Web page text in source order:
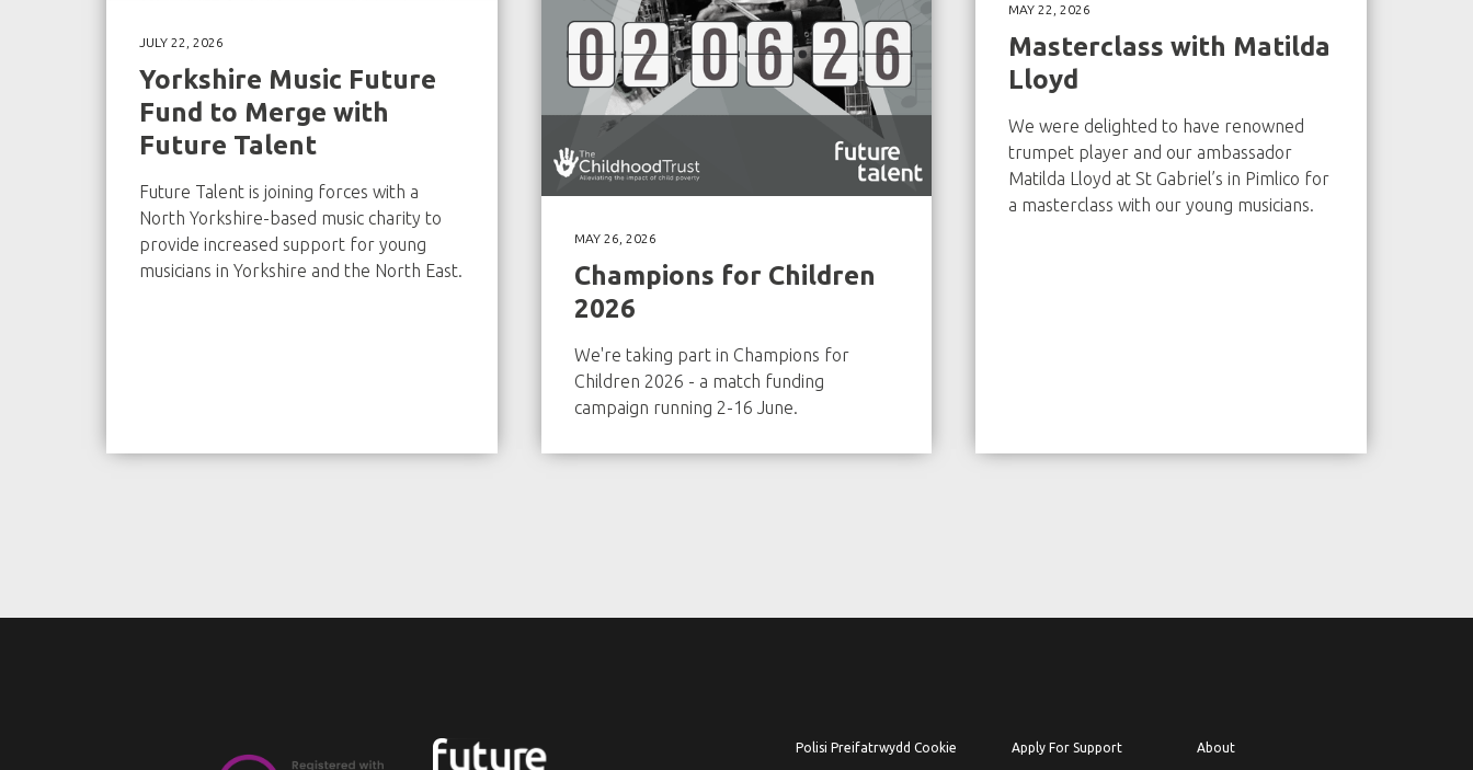
JULY 22, 2026
Yorkshire Music Future
Fund to Merge with
Future Talent
Future Talent is joining forces with a
North Yorkshire-based music charity to
provide increased support for young
musicians in Yorkshire and the North East.
MAY 26, 2026
Champions for Children
2026
We're taking part in Champions for
Children 2026 - a match funding
campaign running 2-16 June.
MAY 22, 2026
Masterclass with Matilda
Lloyd
We were delighted to have renowned
trumpet player and our ambassador
Matilda Lloyd at St Gabriel’s in Pimlico for
a masterclass with our young musicians.
Polisi Preifatrwydd Cookie Apply For Support About